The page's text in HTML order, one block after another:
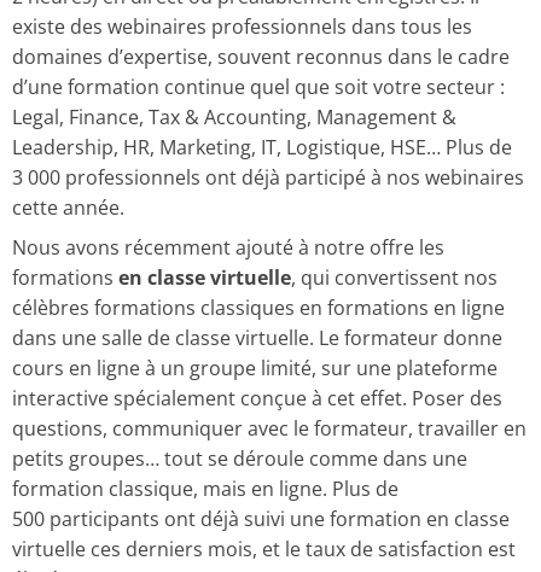
existe des webinaires professionnels dans tous les
domaines d’expertise, souvent reconnus dans le cadre
d’une formation continue quel que soit votre secteur :
Legal, Finance, Tax & Accounting, Management &
Leadership, HR, Marketing, IT, Logistique, HSE… Plus de
3 000 professionnels ont déjà participé à nos webinaires
cette année.
Nous avons récemment ajouté à notre offre les
formations en classe virtuelle, qui convertissent nos
célèbres formations classiques en formations en ligne
dans une salle de classe virtuelle. Le formateur donne
cours en ligne à un groupe limité, sur une plateforme
interactive spécialement conçue à cet effet. Poser des
questions, communiquer avec le formateur, travailler en
petits groupes… tout se déroule comme dans une
formation classique, mais en ligne. Plus de
500 participants ont déjà suivi une formation en classe
virtuelle ces derniers mois, et le taux de satisfaction est